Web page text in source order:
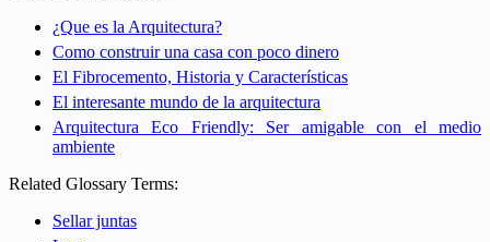
¿Que es la Arquitectura?
Como construir una casa con poco dinero
El Fibrocemento, Historia y Características
El interesante mundo de la arquitectura
Arquitectura Eco Friendly: Ser amigable con el medio
ambiente
Related Glossary Terms:
Sellar juntas